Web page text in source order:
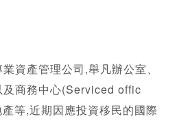
資產管理公司,舉凡辦公室、
商務中心(Serviced offic
等,近期因應投資移民的國際